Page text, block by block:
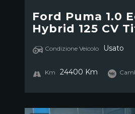
Ford Puma 1.0
Hybrid 125 CV
Condizione Veicolo Usato
Km 24400 Km